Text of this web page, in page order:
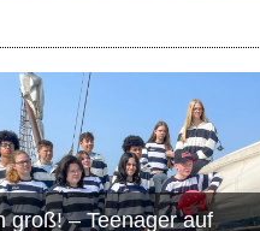
groß! – Teenager auf